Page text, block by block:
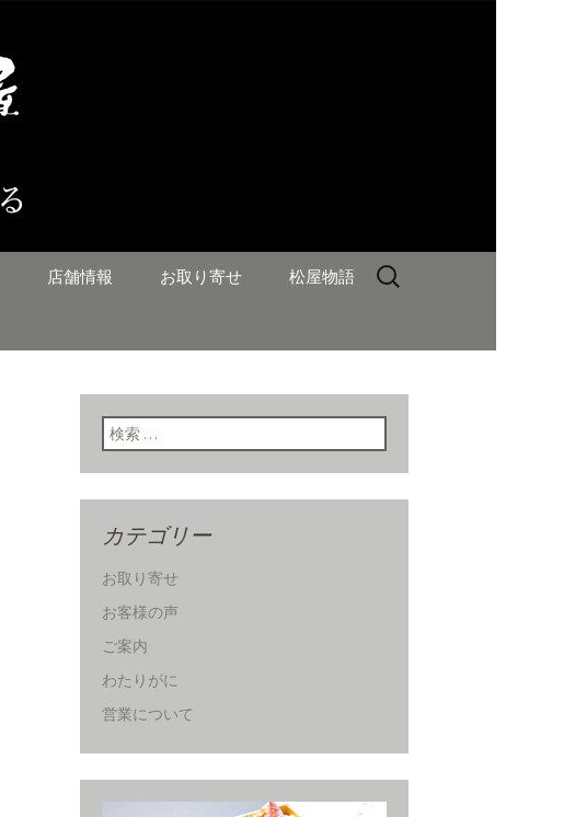
店舗情報 お取り寄せ 松屋物語
検
検索:
カテゴリー
お取り寄せ
お客様の声
ご案内
わたりがに
営業について